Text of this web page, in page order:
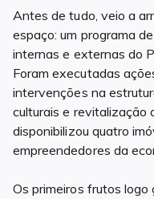
Antes de tudo, veio a
espaço: um programa
internas e externas do
Foram executadas
intervenções na
culturais e revitalização
disponibilizou quatro
empreendedores da
Os primeiros frutos